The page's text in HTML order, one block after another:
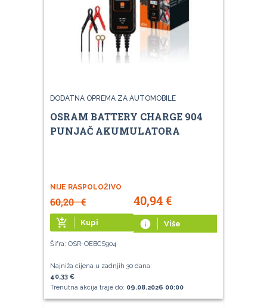
DODATNA OPREMA ZA AUTOMOBILE
OSRAM BATTERY CHARGE 904
PUNJAČ AKUMULATORA
NIJE RASPOLOŽIVO
60,20€ 40,94€
add_shopping_cart Kupi info Više
Šifra: OSR-OEBCS904
Najniža cijena u zadnjih 30 dana:
40,33 €
Trenutna akcija traje do: 09.08.2026 00:00